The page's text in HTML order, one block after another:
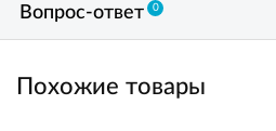
Вопрос-ответ 0
Похожие товары